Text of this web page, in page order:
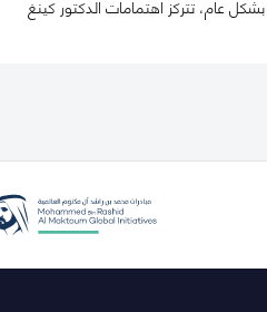
عام، تتركز اهتمامات الدكتور كينغ